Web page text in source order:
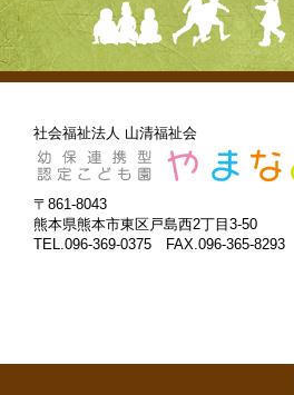
社会福祉法人 山清福祉会
〒861-8043
熊本県熊本市東区戸島西2丁目3-50
TEL.096-369-0375 FAX.096-365-8293